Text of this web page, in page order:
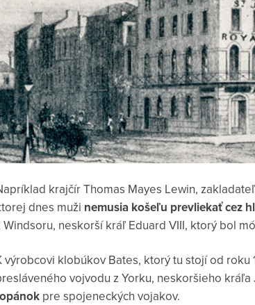
krajčír Thomas Mayes Lewin,
dnes muži nemusia košeľu prevliekať cez
Windsoru, neskorší kráľ Eduard VIII, ktorý bol
výrobcovi klobúkov Bates, ktorý tu stojí od
vojvodu z Yorku, neskoršieho
pre spojeneckých vojakov.